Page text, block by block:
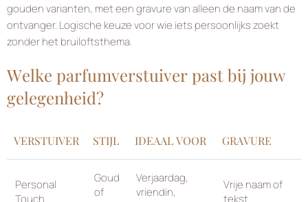
gouden varianten, met een gravure van alleen de naam van de
ontvanger. Logische keuze voor wie iets persoonlijks zoekt
zonder het bruiloftsthema.
Welke parfumverstuiver past bij jouw
gelegenheid?
VERSTUIVER STIJL IDEAAL VOOR GRAVURE
Personal
Touch
Goud
of
Verjaardag,
vriendin,
Vrije naam of
tekst